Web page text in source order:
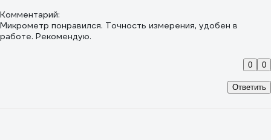
Комментарий:
Микрометр понравился. Точность измерения, удобен в
работе. Рекомендую.
Ответить
0 0